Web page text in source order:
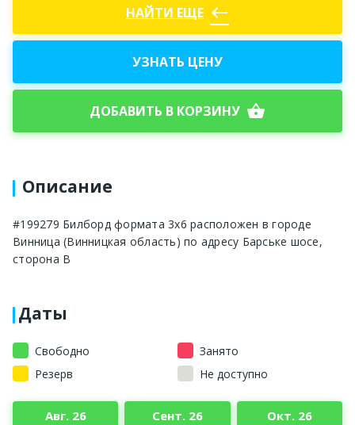
НАЙТИ ЕЩЕ west
УЗНАТЬ ЦЕНУ
ДОБАВИТЬ В КОРЗИНУ shopping_basket
Описание
#199279 Билборд формата 3x6 расположен в городе
Винница (Винницкая область) по адресу Барське шосе,
сторона B
Даты
Свободно
Занято
Резерв
Не доступно
Авг. 26 Сент. 26 Окт. 26